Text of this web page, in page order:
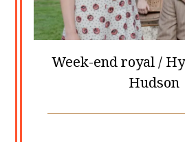
Week-end royal /
Hudson